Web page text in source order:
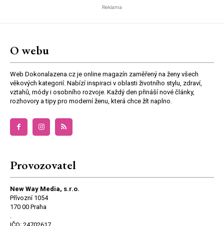
Reklama
O webu
Web Dokonalazena.cz je online magazín zaměřený na ženy všech
věkových kategorií. Nabízí inspiraci v oblasti životního stylu, zdraví,
vztahů, módy i osobního rozvoje. Každý den přináší nové články,
rozhovory a tipy pro moderní ženu, která chce žít naplno.
Provozovatel
New Way Media, s.r.o.
Přívozní 1054
170 00 Praha
.